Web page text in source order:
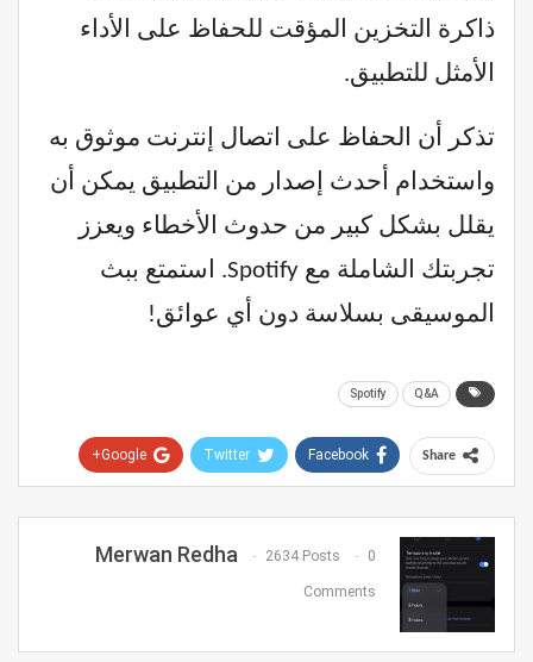
ذاكرة التخزين المؤقت للحفاظ على الأداء
الأمثل للتطبيق.
تذكر أن الحفاظ على اتصال إنترنت موثوق به
واستخدام أحدث إصدار من التطبيق يمكن أن
يقلل بشكل كبير من حدوث الأخطاء ويعزز
تجربتك الشاملة مع Spotify. استمتع ببث
الموسيقى بسلاسة دون أي عوائق!
Q&A
Spotify
Share
Facebook
Twitter
Google+
Email
Merwan Redha 2634 Posts 0
Comments